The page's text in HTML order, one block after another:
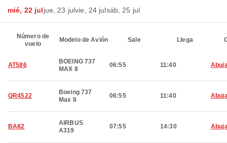
mié, 22 juljue, 23 julvie, 24 julsáb, 25 jul
Número de
vuelo
Modelo de Avión Sale Llega
AT586
BOEING 737
MAX 8
06:55 11:40
QR4522
Boeing 737
Max 8
06:55 11:40
BA82
AIRBUS
A319
07:55 14:30